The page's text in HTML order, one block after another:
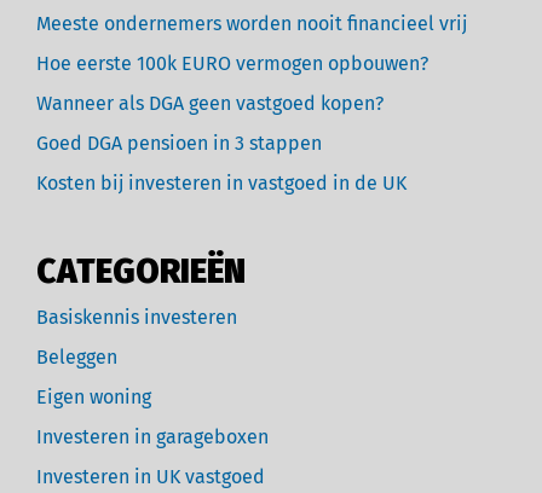
Meeste ondernemers worden nooit financieel vrij
Hoe eerste 100k EURO vermogen opbouwen?
Wanneer als DGA geen vastgoed kopen?
Goed DGA pensioen in 3 stappen
Kosten bij investeren in vastgoed in de UK
CATEGORIEËN
Basiskennis investeren
Beleggen
Eigen woning
Investeren in garageboxen
Investeren in UK vastgoed